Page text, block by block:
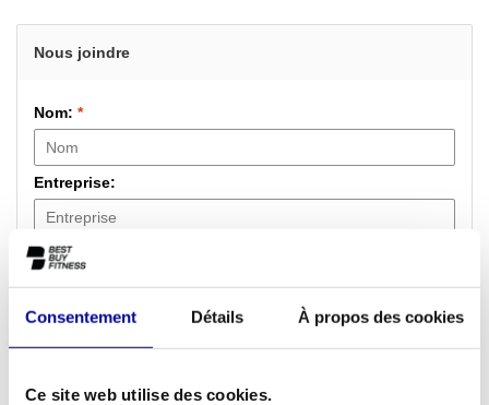
Consentement Détails À propos des cookies
Ce site web utilise des cookies.
Nous joindre
Nom: *
Entreprise:
Courriel:
Téléphone:
Sujet: *